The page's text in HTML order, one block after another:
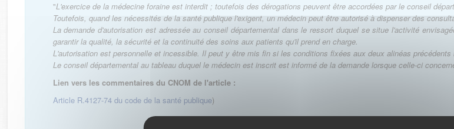
"L'exercice de la médecine foraine est interdit ; toutefois des dérogations peuvent être accordées par le conseil
Toutefois, quand les nécessités de la santé publique l'exigent, un médecin peut être autorisé à dispenser des
La demande d'autorisation est adressée au conseil départemental dans le ressort duquel se situe l'activité
garantir la qualité, la sécurité et la continuité des soins aux patients qu'il prend en charge.
L'autorisation est personnelle et incessible. Il peut y être mis fin si les conditions fixées aux deux alinéas précédents
Le conseil départemental au tableau duquel le médecin est inscrit est informé de la demande lorsque celle-ci
Lien vers les commentaires du CNOM de l'article :
Article R.4127-74 du code de la santé publique)